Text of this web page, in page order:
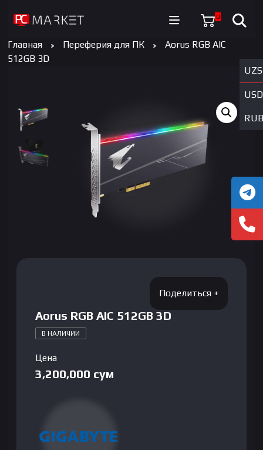
0
UZS
USD
RUB
Главная Переферия для ПК
Aorus RGB AIC
512GB 3D
Aorus RGB AIC 512GB 3D
В НАЛИЧИИ
Цена
3,200,000 сум